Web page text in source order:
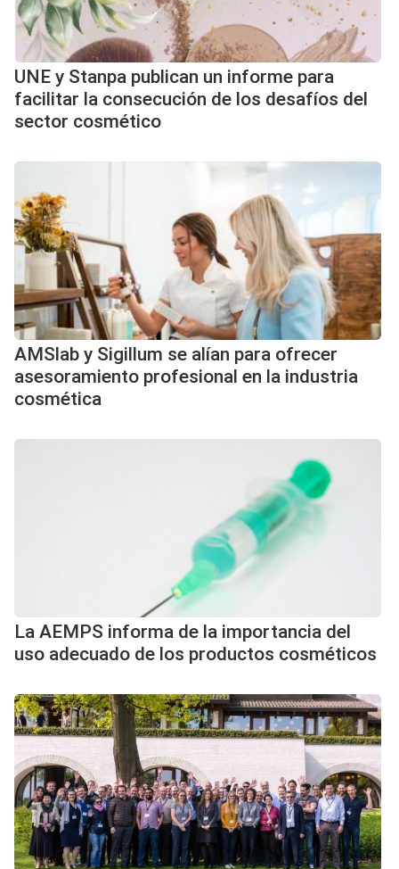
UNE y Stanpa publican un informe para
facilitar la consecución de los desafíos del
sector cosmético
AMSlab y Sigillum se alían para ofrecer
asesoramiento profesional en la industria
cosmética
La AEMPS informa de la importancia del
uso adecuado de los productos cosméticos